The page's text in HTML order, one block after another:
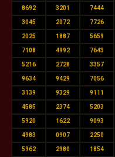
8692 3201 7444
3045 2072 7726
2025 1887 5659
7108 4992 7643
5216 2728 3357
9634 9429 7056
3139 9329 9111
4585 2374 5203
5920 1622 9093
4983 0907 2250
5962 2980 1854